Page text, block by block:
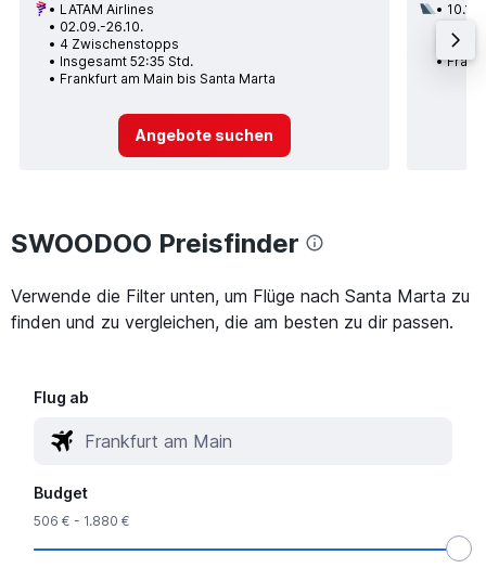
LATAM Airlines
02.09.-26.10.
4 Zwischenstopps
Insgesamt 52:35 Std.
Frankfurt am Main bis Santa Marta
Angebote suchen
10.11.
SWOODOO Preisfinder
Verwende die Filter unten, um Flüge nach Santa Marta zu
finden und zu vergleichen, die am besten zu dir passen.
Flug ab
Budget
506 € - 1.880 €